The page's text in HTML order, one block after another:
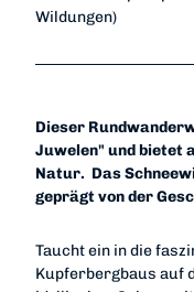
Wildungen)
Dieser
Juwelen" und bietet
Natur. Das
geprägt von der
Taucht ein in die
Kupferbergbaus auf